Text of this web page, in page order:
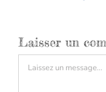
Laisser un